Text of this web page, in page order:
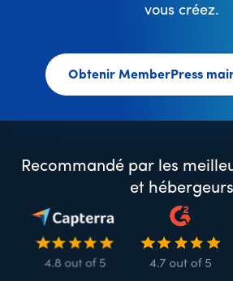
vous créez.
Obtenir MemberPress
Recommandé par les
et hébergeurs